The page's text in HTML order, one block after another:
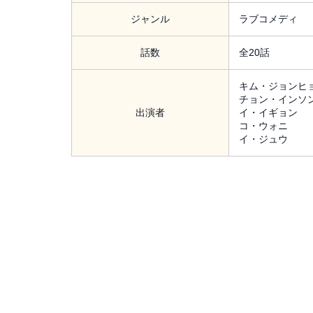
ジャンル ラブコメディ
話数 全20話
出演者
キム・ジョンヒ
チョン・インソ
イ・イギョン
コ・ウォニ
イ・ジュウ